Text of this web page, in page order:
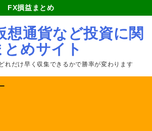
FX損益まとめ
想通貨など投資に関
めサイト
れだけ早く収集できるかで勝率が変わります